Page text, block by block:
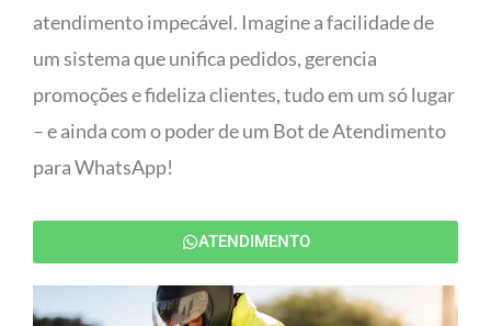
atendimento impecável. Imagine a facilidade de
um sistema que unifica pedidos, gerencia
promoções e fideliza clientes, tudo em um só lugar
– e ainda com o poder de um Bot de Atendimento
para WhatsApp!
ATENDIMENTO